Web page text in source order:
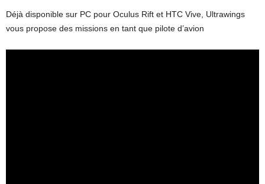
Déjà disponible sur PC pour Oculus Rift et HTC Vive, Ultrawings
vous propose des missions en tant que pilote d’avion